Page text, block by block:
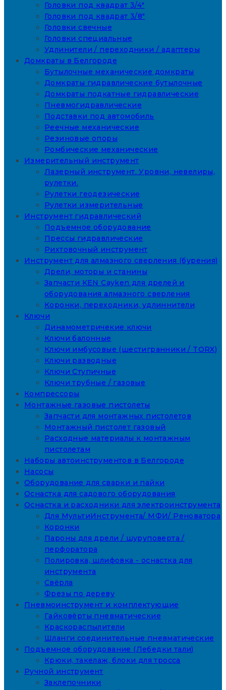
Головки под квадрат 3/4"
Головки под квадрат 3/8"
Головки свечные
Головки специальные
Удлинители / переходники / адаптеры
Домкраты в Белгороде
Бутылочные механические домкраты
Домкраты гидравлические бутылочные
Домкраты подкатные гидравлические
Пневмогидравлические
Подставки под автомобиль
Реечные механические
Резиновые опоры
Ромбические механические
Измерительный инструмент
Лазерный инструмент. Уровни, невелиры,
рулетки.
Рулетки геодезические
Рулетки измерительные
Инструмент гидравлический
Подъемное оборудование
Прессы гидравлические
Рихтовочный инструмент
Инструмент для алмазного сверления (бурения)
Дрели, моторы и станины
Запчасти KEN Cayken для дрелей и
оборудования алмазного сверления
Коронки, переходники, удлиннители
Ключи
Динамометричекие ключи
Ключи балонные
Ключи имбусовые (шестигранники / TORX)
Ключи разводные
Ключи Ступичные
Ключи трубные / газовые
Компрессоры
Монтажные газовые пистолеты
Запчасти для монтажных пистолетов
Монтажный пистолет газовый
Расходные материалы к монтажным
пистолетам
Наборы автоинструментов в Белгороде
Насосы
Оборудование для сварки и пайки
Оснастка для садового оборудования
Оснастка и расходники для электроинструмента
Для МультиИнструмента/ МФИ/ Реноватора
Коронки
Пароны для дрели / шуруповерта /
перфоратора
Полировка, шлифовка - оснастка для
инструмента
Свёрла
Фрезы по дереву
Пневмоинструмент и комплектующие
Гайковёрты пневматические
Краскораспылители
Шланги соединительные пневматические
Подъемное оборудование (Лебедки тали)
Крюки, такелаж, блоки для тросса
Ручной инструмент
Заклепочники